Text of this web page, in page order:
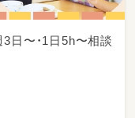
3日〜・1日5h〜相談